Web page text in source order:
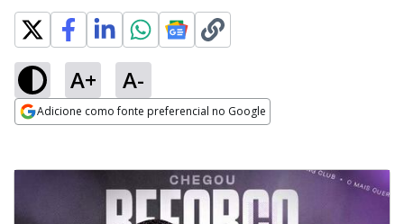
A+ A-
Adicione como fonte preferencial no Google